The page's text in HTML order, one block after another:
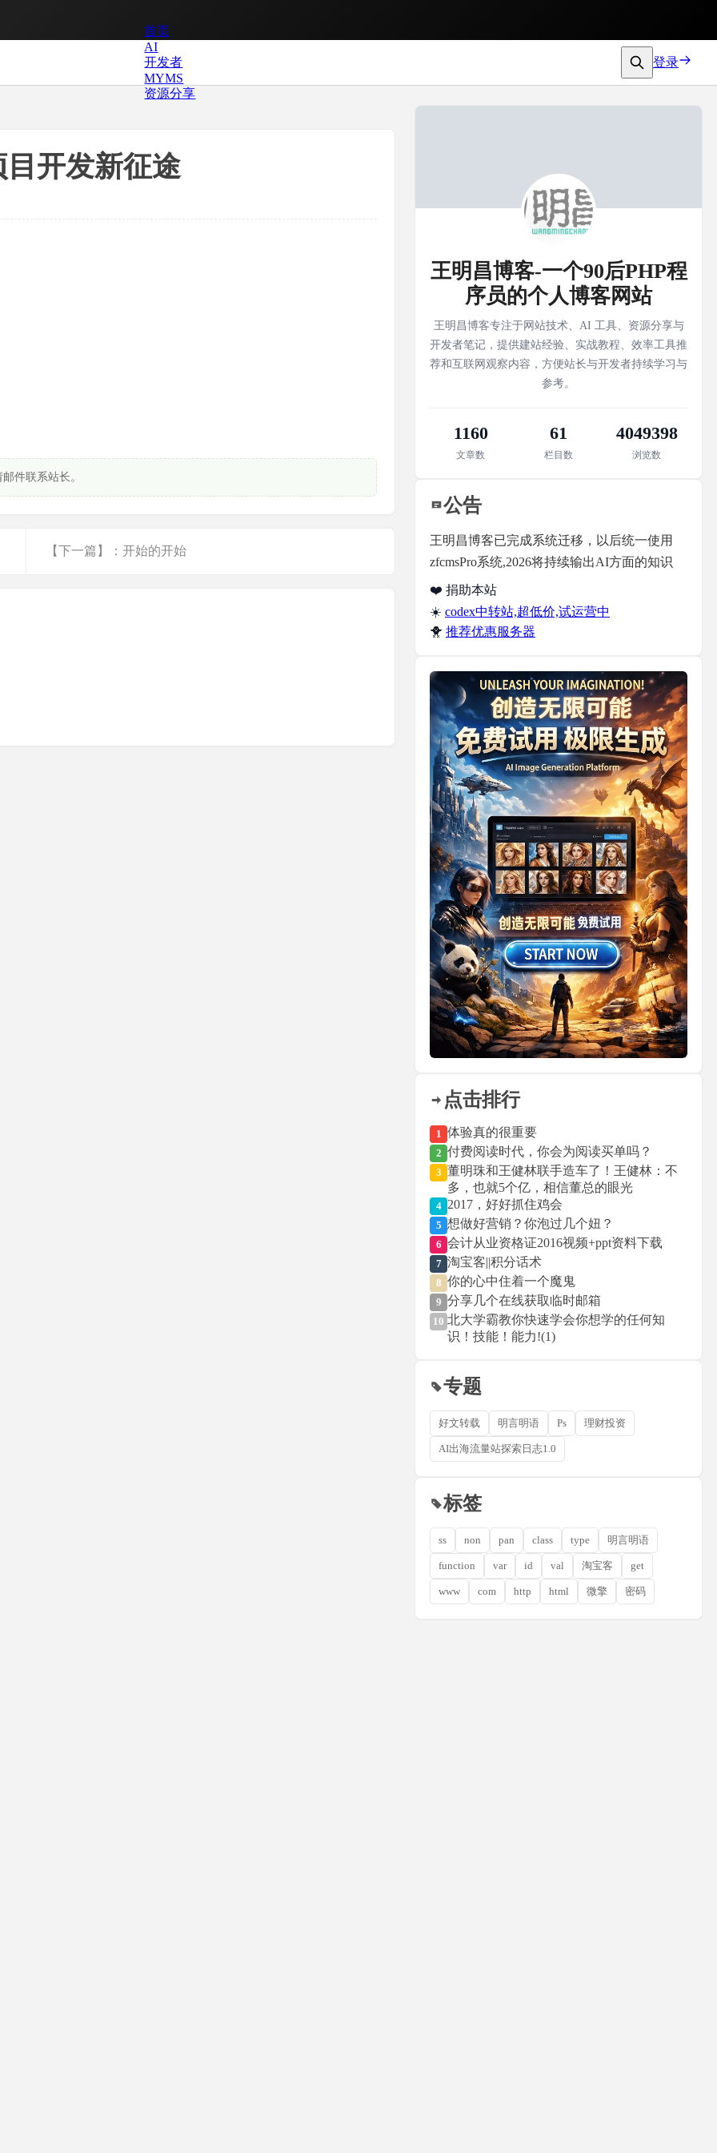
首页
AI
开发者
MYMS
资源分享
登录
目开发新征途
件联系站长。
【下一篇】：开始的开始
王明昌博客-一个90后PHP程
序员的个人博客网站
王明昌博客专注于网站技术、AI 工具、资源分享与
开发者笔记，提供建站经验、实战教程、效率工具推
荐和互联网观察内容，方便站长与开发者持续学习与
参考。
1160
文章数
61
栏目数
4049398
浏览数
公告
王明昌博客已完成系统迁移，以后统一使用
zfcmsPro系统,2026将持续输出AI方面的知识
❤️ 捐助本站
☀️ codex中转站,超低价,试运营中
🐥 推荐优惠服务器
点击排行
1 体验真的很重要
2 付费阅读时代，你会为阅读买单吗？
3 董明珠和王健林联手造车了！王健林：不
多，也就5个亿，相信董总的眼光
4 2017，好好抓住鸡会
5 想做好营销？你泡过几个妞？
6 会计从业资格证2016视频+ppt资料下载
7 淘宝客||积分话术
8 你的心中住着一个魔鬼
9 分享几个在线获取临时邮箱
10 北大学霸教你快速学会你想学的任何知
识！技能！能力!(1)
专题
好文转载 明言明语 Ps 理财投资
AI出海流量站探索日志1.0
标签
ss non pan class type 明言明语
function var id val 淘宝客 get
www com http html 微擎 密码